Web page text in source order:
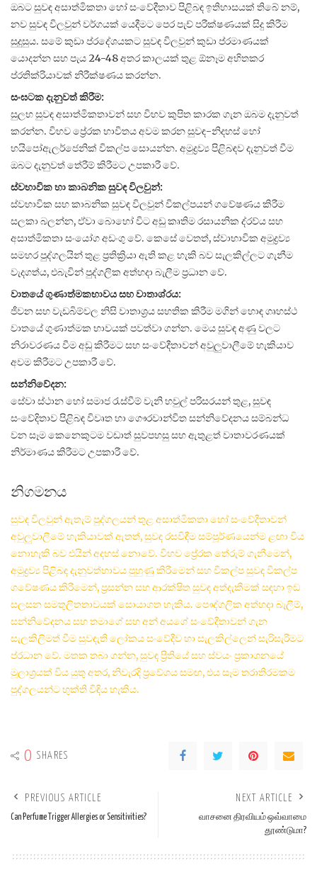
ඔබට සුවඳ අසාත්මිකතා හෝ සංවේදීතාව පිළිබඳ ඉතිහාසයක් තිබේ නම්,
නව සුවඳ විලවුන් වර්ගයක් යෙදීමට පෙර පැච් පරීක්ෂණයක් සිදු කිරීම
සුදුසුය. සමේ කුඩා ප්රදේශයකට සුවඳ විලවුන් කුඩා ප්රමාණයක්
යොදන්න සහ පැය 24-48 අතර කාලයක් තුළ ඕනෑම අහිතකර
ප්රතික්රියාවක් නිරීක්ෂණය කරන්න.
සංඝටක දැනුවත් කිරීම:
සුලභ සුවඳ අසාත්මිකතාවන් සහ විභව කුපිත කාරක ගැන ඔබම දැනුවත්
කරන්න. විභව ප්‍රේරක භාවිතය අවම කරන සුවඳ-නිදහස් හෝ
හයිපෝඇලර්ජෙනික් විකල්ප සොයන්න. අමුද්‍රව්‍ය පිළිබඳව දැනුවත් වීම
ඔබට දැනුවත් තේරීම් කිරීමට උපකාරී වේ.
ස්වභාවික හා කාබනික සුවඳ විලවුන්:
ස්වභාවික සහ කාබනික සුවඳ විලවුන් විකල්පයන් ගවේෂණය කිරීම
සලකා බලන්න, ඒවා බොහෝ විට අඩු කෘතිම රසායනික ද්රව්ය සහ
අසාත්මිකතා සංයෝග අඩංගු වේ. කෙසේ වෙතත්, ස්වාභාවික අමුද්‍රව්‍ය
සමහර පුද්ගලයින් තුළ ප්‍රතික්‍රියා ඇති කළ හැකි බව සැලකිල්ලට ගැනීම
වැදගත්ය, එබැවින් පුද්ගලික අත්හදා බැලීම ප්‍රධාන වේ.
වාතයේ ගුණාත්මකභාවය සහ වාතාශ්රය:
ජීවන සහ වැඩබිම්වල නිසි වාතාශ්‍රය සහතික කිරීම මගින් හොඳ ගෘහස්ථ
වාතයේ ගුණාත්මක භාවයක් පවත්වා ගන්න. මෙය සුවඳ අණු වලට
නිරාවරණය වීම අඩු කිරීමට සහ සංවේදීතාවන් අවුලුවාලීමේ හැකියාව
අවම කිරීමට උපකාරී වේ.
සන්නිවේදන:
සේවා ස්ථාන හෝ සමාජ රැස්වීම් වැනි හවුල් පරිසරයන් තුළ, සුවඳ
සංවේදිතාව පිළිබඳ විවෘත හා ගෞරවාන්විත සන්නිවේදනය සම්බන්ධ
වන සෑම කෙනෙකුටම වඩාත් සුවපහසු සහ ඇතුළත් වාතාවරණයක්
නිර්මාණය කිරීමට උපකාරී වේ.
නිගමනය
සුවඳ විලවුන් ඇතැම් පුද්ගලයන් තුළ අසාත්මිකතා හෝ සංවේදීතාවන්
අවුලුවාලීමේ හැකියාවක් ඇතත්, සුවඳ රසවිඳීම සම්පූර්ණයෙන්ම ළඟා විය
නොහැකි බව එයින් අදහස් නොවේ. විභව ප්‍රේරක තේරුම් ගැනීමෙන්,
අමුද්‍රව්‍ය පිළිබඳ දැනුවත්භාවය පුහුණු කිරීමෙන් සහ විකල්ප සුවඳ විකල්ප
ගවේෂණය කිරීමෙන්, ප්‍රසන්න සහ ආරක්ෂිත සුවඳ අත්දැකීමක් සඳහා ඉඩ
සලසන සමතුලිතතාවයක් සොයාගත හැකිය. පෞද්ගලික අත්හදා බැලීම්,
සන්නිවේදනය සහ තමාගේ සහ අන් අයගේ සංවේදීතාවන් ගැන
සැලකිලිමත් වීම සුවඳැති ලෝකය සංවේදීව හා සැලකිල්ලෙන් සැරිසැරීමට
ප්රධාන වේ. මතක තබා ගන්න, සුවඳ ප්‍රීතියේ සහ ස්වයං ප්‍රකාශනයේ
මූලාශ්‍රයක් විය යුතු අතර, නිවැරදි ප්‍රවේශය සමඟ, එය සෑම තරාතිරමකම
පුද්ගලයන්ට භුක්ති විඳිය හැකිය.
0 SHARES
PREVIOUS ARTICLE
Can Perfume Trigger Allergies or Sensitivities?
NEXT ARTICLE
வாசனை திரவியம் ஒவ்வாமை
தூண்டுமா?